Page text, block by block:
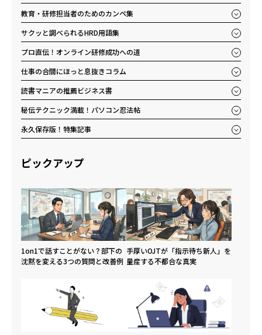
教育・研修担当者のためのカンペ集
サクッと調べられるHRD用語集
プロ直伝！オンライン研修成功への道
仕事の合間にほっと息抜きコラム
読書マニアの推薦ビジネス書
秘伝テクニック満載！パソコン忍法帖
永久保存版！特集記事
ピックアップ
1on1で話すことがない？部下の
沈黙を変える3つの質問と改善例
手厚いOJTが「指示待ち新人」を
量産する不都合な真実